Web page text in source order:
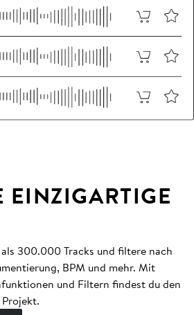
EINZIGARTIGE
300.000 Tracks und filtere nach
BPM und mehr. Mit
und Filtern findest du den